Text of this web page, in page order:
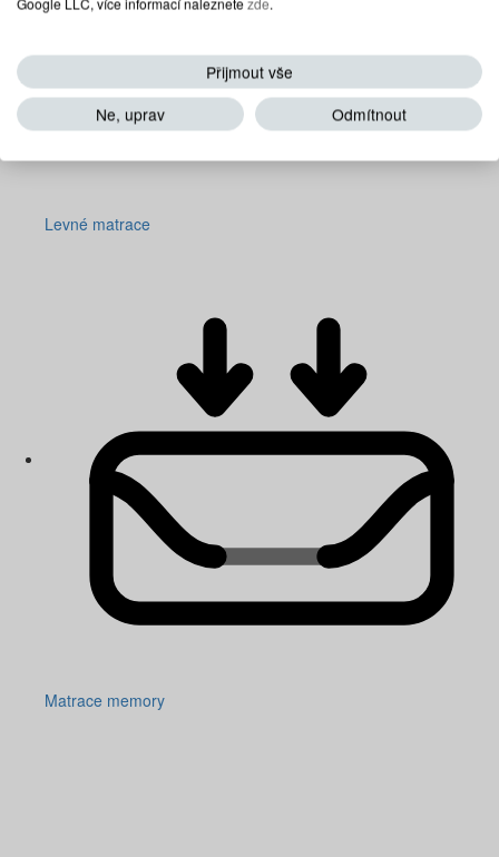
Levné matrace
Matrace memory
Přijmout vše
Ne, uprav
Odmítnout